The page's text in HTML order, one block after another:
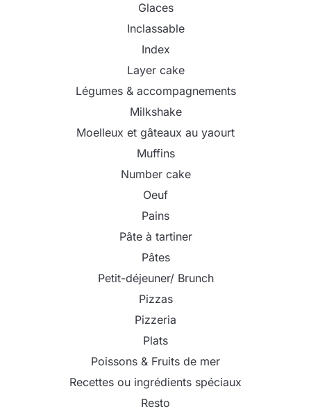
Glaces
Inclassable
Index
Layer cake
Légumes & accompagnements
Milkshake
Moelleux et gâteaux au yaourt
Muffins
Number cake
Oeuf
Pains
Pâte à tartiner
Pâtes
Petit-déjeuner/ Brunch
Pizzas
Pizzeria
Plats
Poissons & Fruits de mer
Recettes ou ingrédients spéciaux
Resto